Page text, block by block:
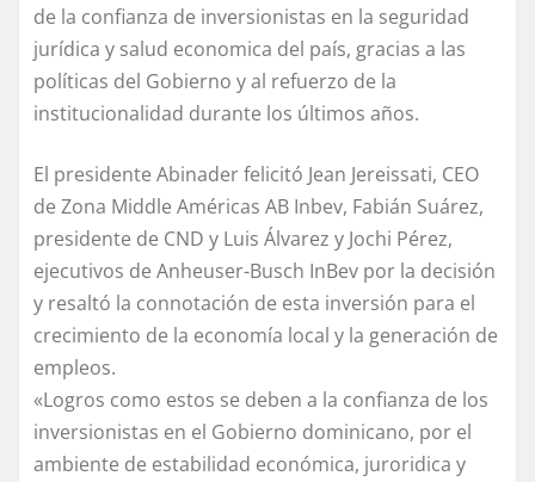
de la confianza de inversionistas en la seguridad
jurídica y salud economica del país, gracias a las
políticas del Gobierno y al refuerzo de la
institucionalidad durante los últimos años.
El presidente Abinader felicitó Jean Jereissati, CEO
de Zona Middle Américas AB Inbev, Fabián Suárez,
presidente de CND y Luis Álvarez y Jochi Pérez,
ejecutivos de Anheuser-Busch InBev por la decisión
y resaltó la connotación de esta inversión para el
crecimiento de la economía local y la generación de
empleos.
«Logros como estos se deben a la confianza de los
inversionistas en el Gobierno dominicano, por el
ambiente de estabilidad económica, juroridica y